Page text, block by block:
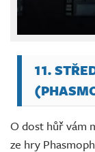
11.
O dost hůř vám
ze hry